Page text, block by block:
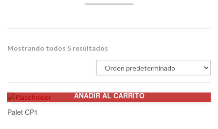
Mostrando todos 5 resultados
AÑADIR AL CARRITO
Palet CP1